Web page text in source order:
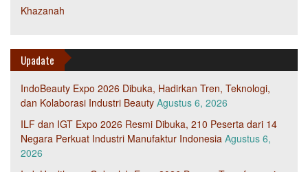
Khazanah
Upadate
IndoBeauty Expo 2026 Dibuka, Hadirkan Tren, Teknologi,
dan Kolaborasi Industri Beauty Agustus 6, 2026
ILF dan IGT Expo 2026 Resmi Dibuka, 210 Peserta dari 14
Negara Perkuat Industri Manufaktur Indonesia Agustus 6,
2026